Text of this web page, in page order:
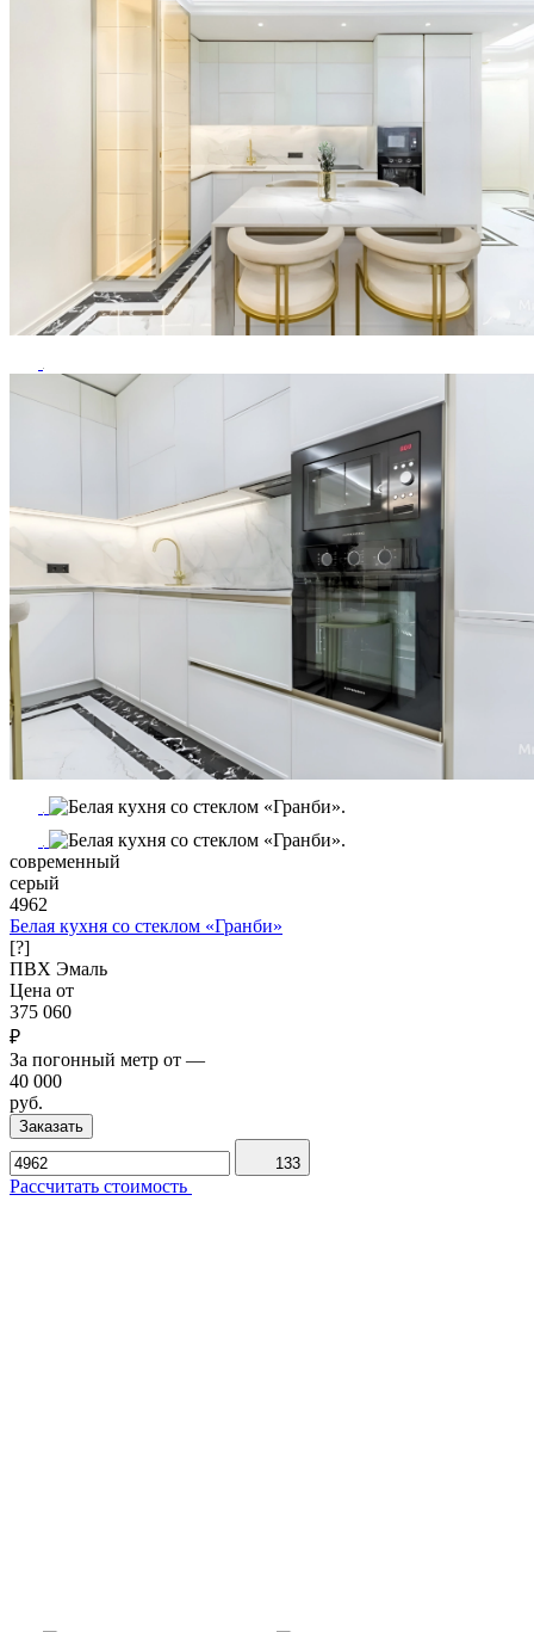
современный
серый
4962
Белая кухня со стеклом «Гранби»
[?]
ПВХ Эмаль
Цена от
375 060
₽
За погонный метр от —
40 000
руб.
Заказать
133
Рассчитать стоимость